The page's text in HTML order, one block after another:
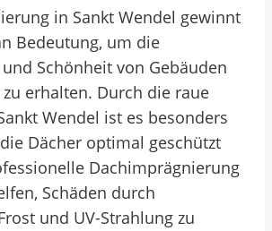
in Sankt Wendel gewinnt
Bedeutung, um die
Schönheit von Gebäuden
erhalten. Durch die raue
Wendel ist es besonders
Dächer optimal geschützt
Dachimprägnierung
Schäden durch
und UV-Strahlung zu